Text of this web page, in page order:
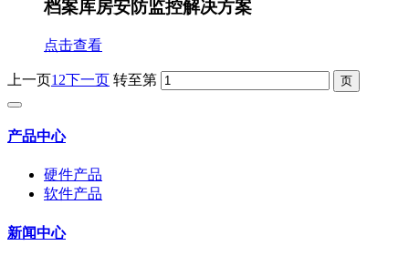
档案库房安防监控解决方案
点击查看
上一页1 2下一页 转至第
产品中心
硬件产品
软件产品
新闻中心